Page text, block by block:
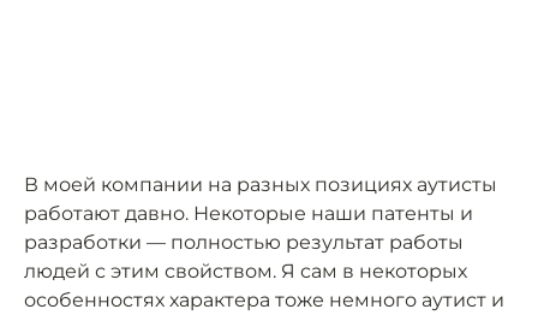
В моей компании на разных позициях аутисты
работают давно. Некоторые наши патенты и
разработки — полностью результат работы
людей с этим свойством. Я сам в некоторых
особенностях характера тоже немного аутист и